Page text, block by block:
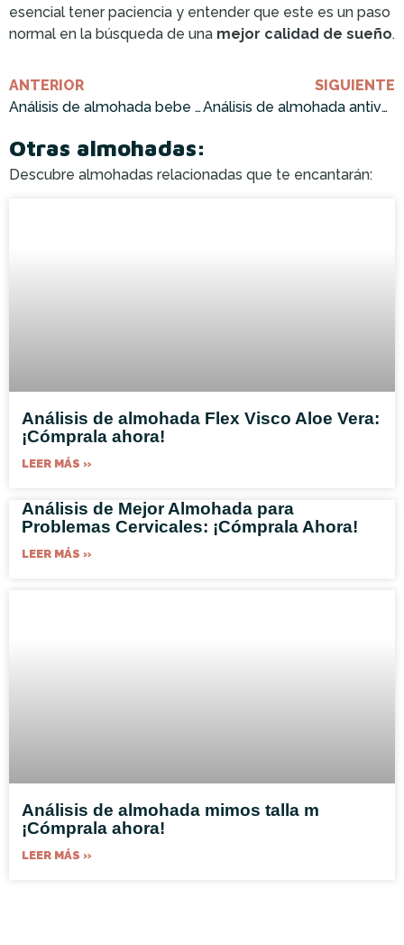
esencial tener paciencia y entender que este es un paso
normal en la búsqueda de una mejor calidad de sueño.
ANTERIOR
Análisis de almohada bebe mimos ¡Cómprala ahora!
SIGUIENTE
Análisis de almohada antivuelco bebe ¡Cómprala ahora!
Otras almohadas:
Descubre almohadas relacionadas que te encantarán:
Análisis de almohada Flex Visco Aloe Vera:
¡Cómprala ahora!
LEER MÁS »
Análisis de Mejor Almohada para
Problemas Cervicales: ¡Cómprala Ahora!
LEER MÁS »
Análisis de almohada mimos talla m
¡Cómprala ahora!
LEER MÁS »